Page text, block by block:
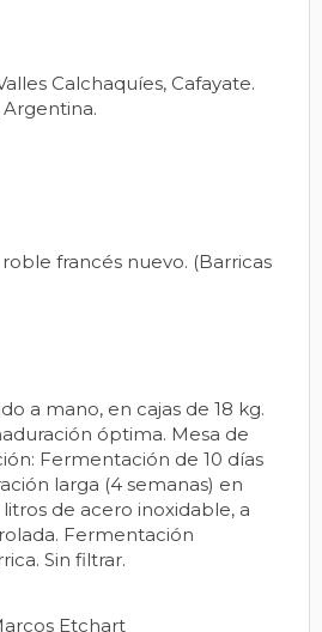
Calchaquíes, Cafayate.
Argentina.
roble francés nuevo. (Barricas
a mano, en cajas de 18 kg.
óptima. Mesa de
Fermentación de 10 días
larga (4 semanas) en
de acero inoxidable, a
Fermentación
Sin filtrar.
Etchart